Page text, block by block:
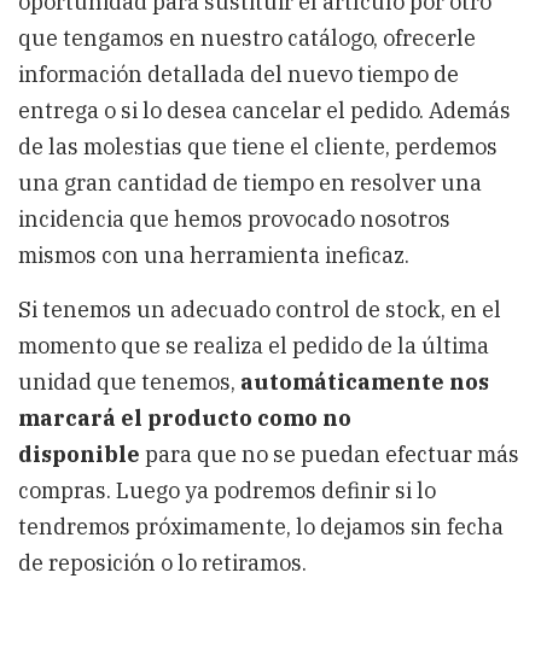
que tengamos en nuestro catálogo, ofrecerle
información detallada del nuevo tiempo de
entrega o si lo desea cancelar el pedido. Además
de las molestias que tiene el cliente, perdemos
una gran cantidad de tiempo en resolver una
incidencia que hemos provocado nosotros
mismos con una herramienta ineficaz.
Si tenemos un adecuado control de stock, en el
momento que se realiza el pedido de la última
unidad que tenemos, automáticamente nos
marcará el producto como no
disponible para que no se puedan efectuar más
compras. Luego ya podremos definir si lo
tendremos próximamente, lo dejamos sin fecha
de reposición o lo retiramos.